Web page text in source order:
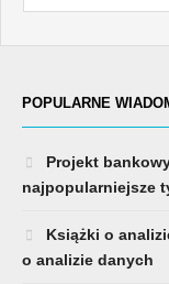
POPULARNE
Projekt
najpopularniejsze
Książki o
o analizie danych